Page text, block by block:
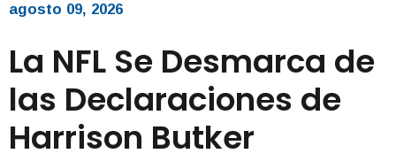
agosto 09, 2026
La NFL Se Desmarca de
las Declaraciones de
Harrison Butker